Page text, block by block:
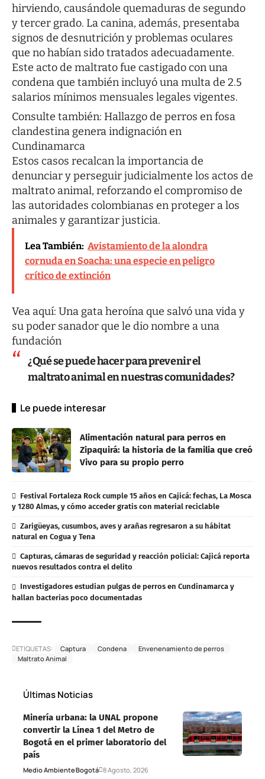
hirviendo, causándole quemaduras de segundo
y tercer grado. La canina, además, presentaba
signos de desnutrición y problemas oculares
que no habían sido tratados adecuadamente.
Este acto de maltrato fue castigado con una
condena que también incluyó una multa de 2.5
salarios mínimos mensuales legales vigentes.
Consulte también: Hallazgo de perros en fosa
clandestina genera indignación en
Cundinamarca
Estos casos recalcan la importancia de
denunciar y perseguir judicialmente los actos de
maltrato animal, reforzando el compromiso de
las autoridades colombianas en proteger a los
animales y garantizar justicia.
Lea También: Avistamiento de la alondra
cornuda en Soacha: una especie en peligro
crítico de extinción
Vea aquí: Una gata heroína que salvó una vida y
su poder sanador que le dio nombre a una
fundación
¿Qué se puede hacer para prevenir el
maltrato animal en nuestras comunidades?
Le puede interesar
Alimentación natural para perros en
Zipaquirá: la historia de la familia que creó
Vivo para su propio perro
Festival Fortaleza Rock cumple 15 años en Cajicá: fechas, La Mosca
y 1280 Almas, y cómo acceder gratis con material reciclable
Zarigüeyas, cusumbos, aves y arañas regresaron a su hábitat
natural en Cogua y Tena
Capturas, cámaras de seguridad y reacción policial: Cajicá reporta
nuevos resultados contra el delito
Investigadores estudian pulgas de perros en Cundinamarca y
hallan bacterias poco documentadas
ETIQUETAS: Captura Condena
Envenenamiento de perros
Maltrato Animal
Últimas Noticias
Minería urbana: la UNAL propone
convertir la Línea 1 del Metro de
Bogotá en el primer laboratorio del
país
Medio AmbienteBogotá 8 Agosto, 2026